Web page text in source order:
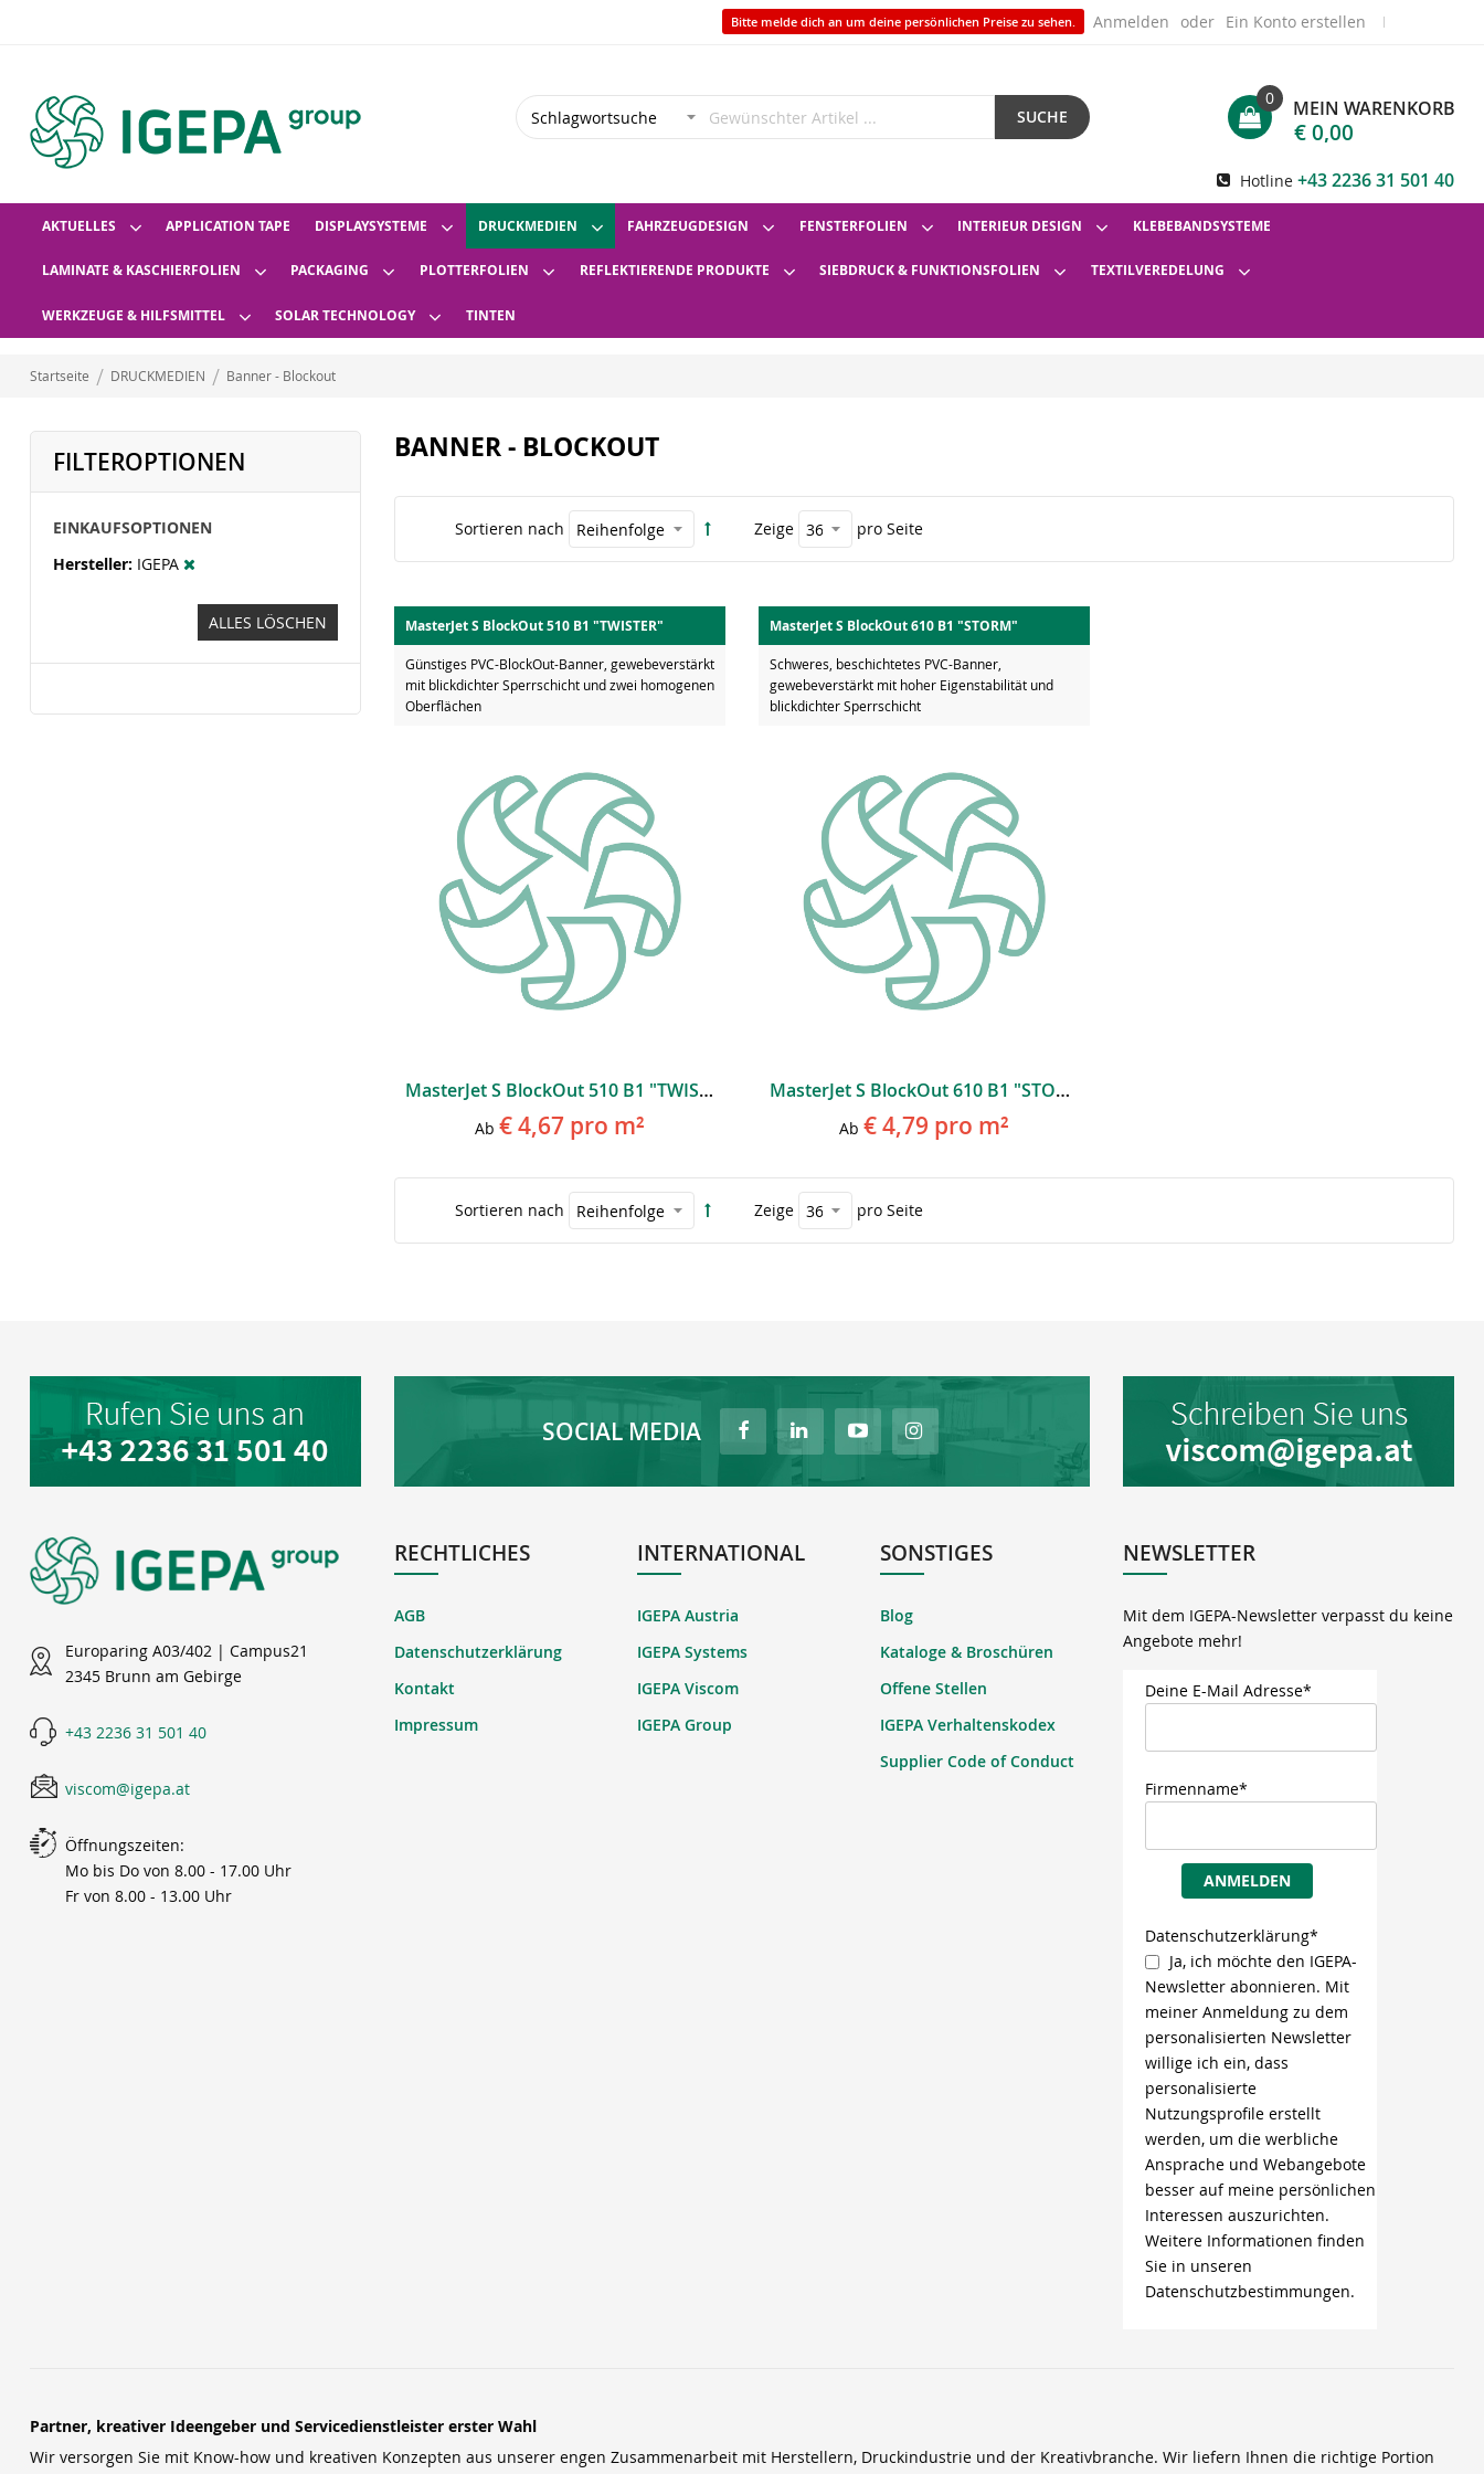
Bitte melde dich an um deine persönlichen Preise zu sehen. Anmelden Ein Konto erstellen
SUCHE MEIN WARENKORB
0
€ 0,00
Hotline +43 2236 31 501 40
AKTUELLES APPLICATION TAPE DISPLAYSYSTEME DRUCKMEDIEN FAHRZEUGDESIGN FENSTERFOLIEN INTERIEUR DESIGN KLEBEBANDSYSTEME
LAMINATE & KASCHIERFOLIEN PACKAGING PLOTTERFOLIEN REFLEKTIERENDE PRODUKTE SIEBDRUCK & FUNKTIONSFOLIEN TEXTILVEREDELUNG
WERKZEUGE & HILFSMITTEL SOLAR TECHNOLOGY TINTEN
Startseite DRUCKMEDIEN Banner - Blockout
BANNER - BLOCKOUT
Sortieren nach Zeige pro Seite
MasterJet S BlockOut 510 B1 "TWISTER"
Günstiges PVC-BlockOut-Banner, gewebeverstärkt
mit blickdichter Sperrschicht und zwei homogenen
Oberflächen
MasterJet S BlockOut 510 B1 "TWISTER"
Ab € 4,67 pro m²
MasterJet S BlockOut 610 B1 "STORM"
Schweres, beschichtetes PVC-Banner,
gewebeverstärkt mit hoher Eigenstabilität und
blickdichter Sperrschicht
MasterJet S BlockOut 610 B1 "STORM"
Ab € 4,79 pro m²
Sortieren nach Zeige pro Seite
FILTEROPTIONEN
EINKAUFSOPTIONEN
Hersteller IGEPA
ALLES LÖSCHEN
SOCIAL MEDIA
Europaring A03/402 | Campus21
2345 Brunn am Gebirge
+43 2236 31 501 40
viscom@igepa.at
Öffnungszeiten:
Mo bis Do von 8.00 - 17.00 Uhr
Fr von 8.00 - 13.00 Uhr
RECHTLICHES
AGB
Datenschutzerklärung
Kontakt
Impressum
INTERNATIONAL
IGEPA Austria
IGEPA Systems
IGEPA Viscom
IGEPA Group
SONSTIGES
Blog
Kataloge & Broschüren
Offene Stellen
IGEPA Verhaltenskodex
Supplier Code of Conduct
NEWSLETTER
Mit dem IGEPA-Newsletter verpasst du keine
Angebote mehr!
Deine E-Mail Adresse*
Firmenname*
ANMELDEN
Datenschutzerklärung*
Ja, ich möchte den IGEPA-
Newsletter abonnieren. Mit
meiner Anmeldung zu dem
personalisierten Newsletter
willige ich ein, dass
personalisierte
Nutzungsprofile erstellt
werden, um die werbliche
Ansprache und Webangebote
besser auf meine persönlichen
Interessen auszurichten.
Weitere Informationen finden
Sie in unseren
Datenschutzbestimmungen.
Partner, kreativer Ideengeber und Servicedienstleister erster Wahl
Wir versorgen Sie mit Know-how und kreativen Konzepten aus unserer engen Zusammenarbeit mit Herstellern, Druckindustrie und der Kreativbranche. Wir liefern Ihnen die richtige Portion